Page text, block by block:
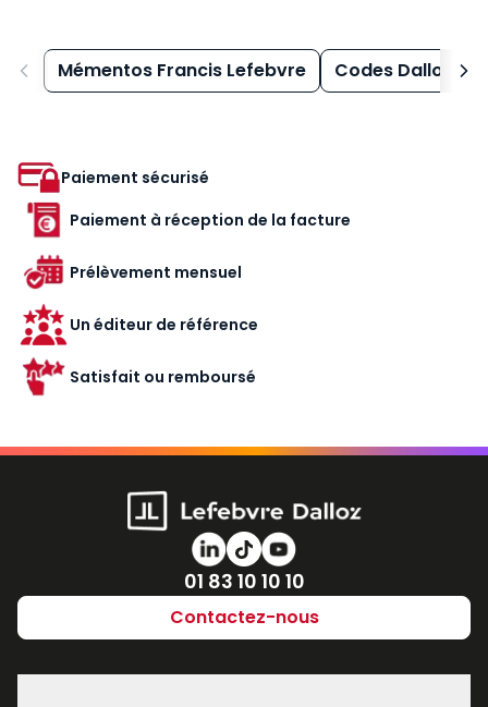
Mémentos Francis Lefebvre Codes Dalloz
Paiement sécurisé
Paiement à réception de la facture
Prélèvement mensuel
Un éditeur de référence
Satisfait ou remboursé
Numéro de téléphone
01 83 10 10 10
Contactez-nous